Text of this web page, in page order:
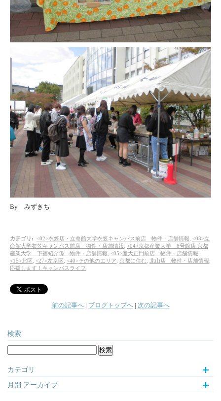
By みずきち
カテゴリ : <02>衣笠店・立命館大学衣笠キャンパス前店 物件・店舗情報
<03>立
命館大学衣笠キャンパス前店 物件・店舗情報
<04>京都産業大学 8号館店 京都
産業大学 下宿紹介係 物件・店舗情報
<05>産大正門前店 物件・店舗情報
<15>北区
<27>左京区 <40>その他のエリア 京都に住む 北山店 物件・店舗情報
応援します！キャンパスライフ
前の記事へ| ブログトップへ| 次の記事へ
検索
カテゴリ
月別 アーカイブ